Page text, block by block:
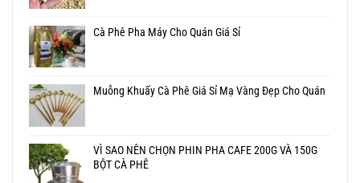
Cà Phê Pha Máy Cho Quán Giá Sỉ
Muỗng Khuấy Cà Phê Giá Sỉ Mạ Vàng Đẹp Cho Quán
VÌ SAO NÊN CHỌN PHIN PHA CAFE 200G VÀ 150G
BỘT CÀ PHÊ